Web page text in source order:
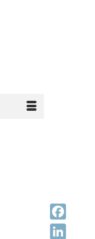
Facebook